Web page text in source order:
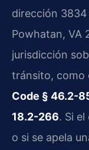
dirección 3834
Powhatan, VA
jurisdicción
tránsito, como
Code § 46.2-
18.2-266. Si
o si se apela